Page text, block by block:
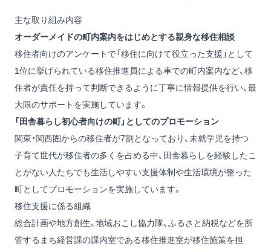
主な取り組み内容
オーダーメイドの町内案内をはじめとする親身な移住相談
移住者向けのアンケートで「移住に向けて役立った支援」として
1位に挙げられている移住推進員による車での町内案内など、移
住者が責任を持って判断できるように丁寧に情報提供を行い、最
大限のサポートを実施しています。
「田舎暮らし初心者向けの町」としてのプロモーション
関東・関西圏からの移住者が7割となっており、未就学児を持つ
子育て世代が移住者の多くを占める中、田舎暮らしを経験したこ
とがない人たちでも生活しやすい支援体制や生活環境が整った
町としてプロモーションを実施しています。
移住支援に係る組織
総合計画や地方創生、地域おこし協力隊、ふるさと納税などを所
管するまち経営課の課内室である移住推進室が移住施策を担